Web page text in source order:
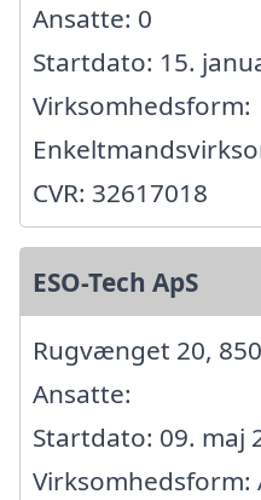
Ansatte: 0
Startdato: 15.
Virksomhedsform:
CVR: 32617018
ESO-Tech ApS
Rugvænget 20,
Ansatte:
Startdato: 09. maj
Virksomhedsform: